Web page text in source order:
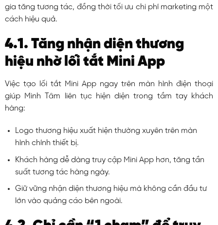
gia tăng tương tác, đồng thời tối ưu chi phí marketing một
cách hiệu quả.
4.1. Tăng nhận diện thương
hiệu nhờ lối tắt Mini App
Việc tạo lối tắt Mini App ngay trên màn hình điện thoại
giúp Minh Tâm liên tục hiện diện trong tầm tay khách
hàng:
Logo thương hiệu xuất hiện thường xuyên trên màn
hình chính thiết bị.
Khách hàng dễ dàng truy cập Mini App hơn, tăng tần
suất tương tác hàng ngày.
Giữ vững nhận diện thương hiệu mà không cần đầu tư
lớn vào quảng cáo bên ngoài.